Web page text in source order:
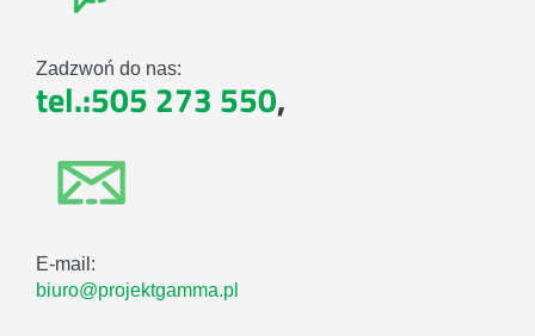
Zadzwoń do nas:
tel.:505 273 550,
E-mail:
biuro@projektgamma.pl